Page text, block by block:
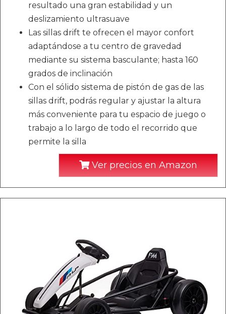
resultado una gran estabilidad y un
deslizamiento ultrasuave
Las sillas drift te ofrecen el mayor confort
adaptándose a tu centro de gravedad
mediante su sistema basculante; hasta 160
grados de inclinación
Con el sólido sistema de pistón de gas de las
sillas drift, podrás regular y ajustar la altura
más conveniente para tu espacio de juego o
trabajo a lo largo de todo el recorrido que
permite la silla
Ver precios en Amazon